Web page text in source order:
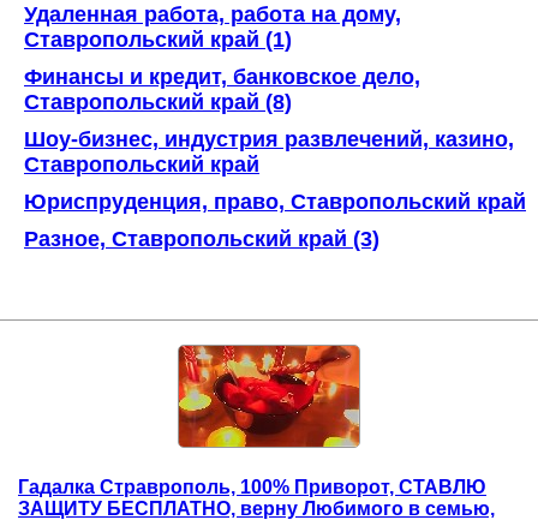
Удаленная работа, работа на дому,
Ставропольский край (1)
Финансы и кредит, банковское дело,
Ставропольский край (8)
Шоу-бизнес, индустрия развлечений, казино,
Ставропольский край
Юриспруденция, право, Ставропольский край
Разное, Ставропольский край (3)
Гадалка Страврополь, 100% Приворот, СТАВЛЮ
ЗАЩИТУ БЕСПЛАТНО, верну Любимого в семью,